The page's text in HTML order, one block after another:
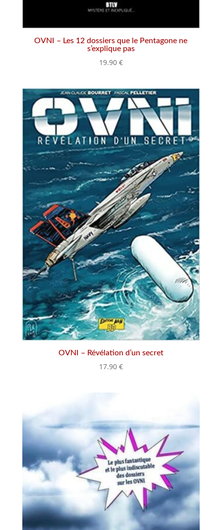
OVNI – Les 12 dossiers que le Pentagone ne
s’explique pas
19.90 €
OVNI – Révélation d’un secret
17.90 €